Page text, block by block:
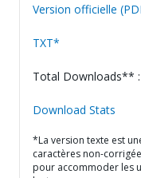
Version officielle
TXT*
Total Downloads** :
Download Stats
*La version texte est
caractères non-
pour accommoder les